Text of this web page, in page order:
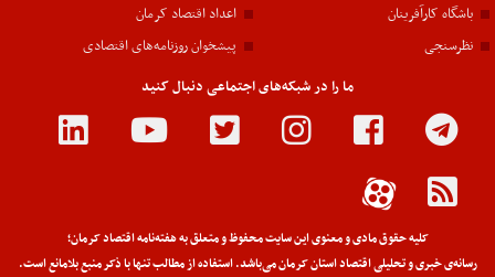
باشگاه کارآفرینان
نظرسنجی
اعداد اقتصاد کرمان
پیشخوان روزنامه‌های اقتصادی
ما را در شبکه‌های اجتماعی دنبال کنید
کلیه حقوق مادی و معنوی این سایت محفوظ و متعلق به هفته‌نامه اقتصاد کرمان؛
رسانه‌ی خبری و تحلیلی اقتصاد استان کرمان می‌باشد. استفاده از مطالب تنها با ذکر منبع بلامانع است.